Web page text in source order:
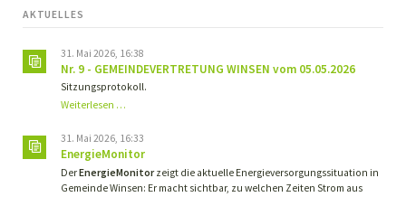
AKTUELLES
31. Mai 2026, 16:38
Nr. 9 - GEMEINDEVERTRETUNG WINSEN vom 05.05.2026
Sitzungsprotokoll.
Weiterlesen …Nr.
-
GEMEINDEVERTRETUNG
31. Mai 2026, 16:33
EnergieMonitor
DerEnergieMonitorzeigt die aktuelle Energieversorgungssituation in
Gemeinde Winsen: Er macht sichtbar, zu welchen Zeiten Strom aus